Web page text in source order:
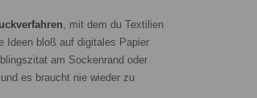
, mit dem du Textilien
Ideen bloß auf digitales Papier
am Sockenrand oder
es braucht nie wieder zu